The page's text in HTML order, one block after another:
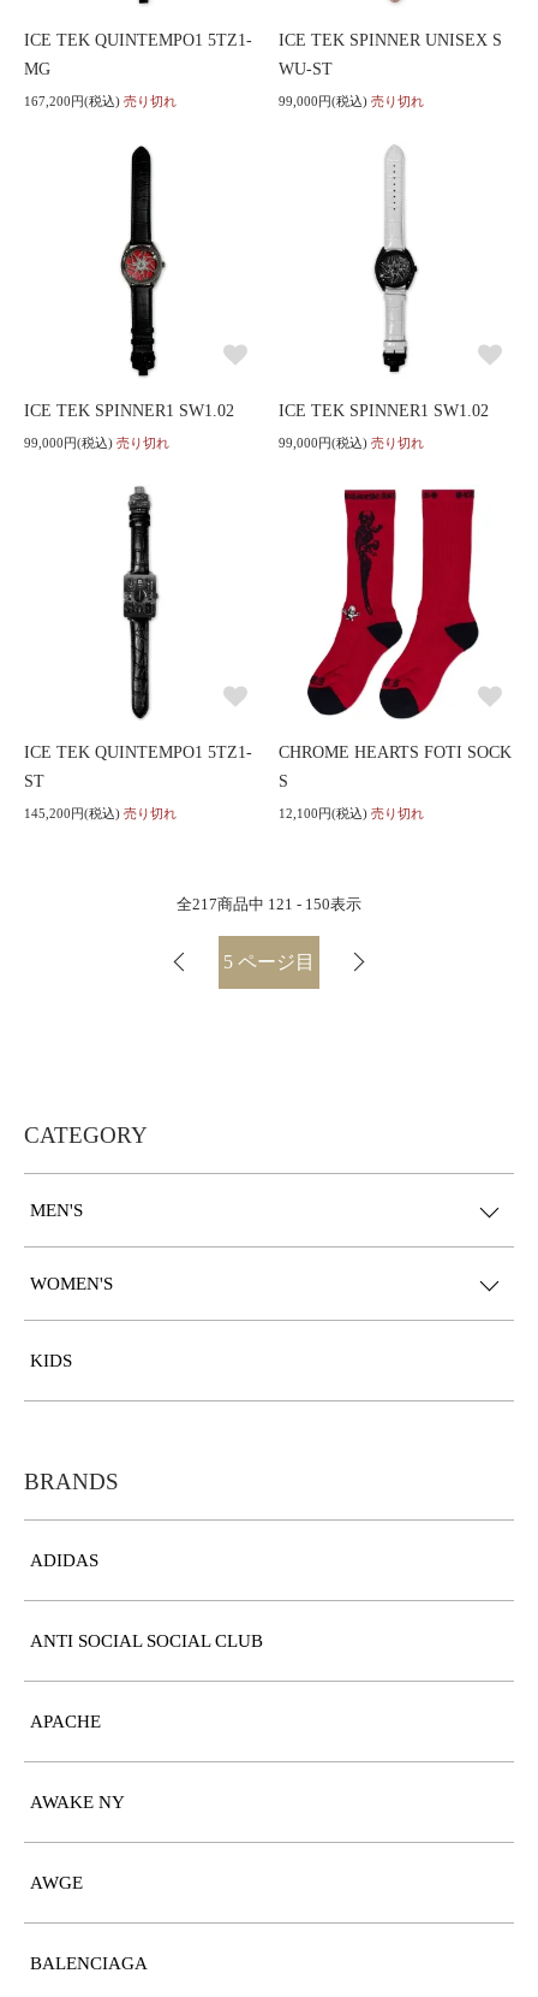
ICE TEK QUINTEMPO1 5TZ1-
MG
167,200円(税込) 売り切れ
ICE TEK SPINNER UNISEX S
WU-ST
99,000円(税込) 売り切れ
ICE TEK SPINNER1 SW1.02
99,000円(税込) 売り切れ
ICE TEK SPINNER1 SW1.02
99,000円(税込) 売り切れ
ICE TEK QUINTEMPO1 5TZ1-
ST
145,200円(税込) 売り切れ
CHROME HEARTS FOTI SOCK
S
12,100円(税込) 売り切れ
全217商品中 121 - 150表示
5 ページ目
CATEGORY
MEN'S
WOMEN'S
KIDS
BRANDS
ADIDAS
ANTI SOCIAL SOCIAL CLUB
APACHE
AWAKE NY
AWGE
BALENCIAGA